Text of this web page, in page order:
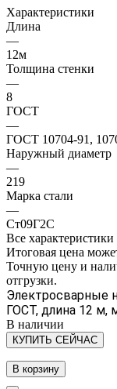
Характеристики
Длина
—
12м
Толщина стенки
—
8
ГОСТ
—
ГОСТ 10704-91,
Наружный диаметр
—
219
Марка стали
—
Ст09Г2С
Все характеристики
Итоговая цена
Точную цену и
отгрузки.
Электросварные
ГОСТ, длина 12 м,
В наличии
КУПИТЬ СЕЙЧАС
В корзину